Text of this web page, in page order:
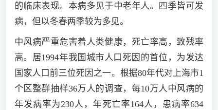
的临床表现。本病多见于中老年人。四季皆可发
病，但以冬春两季较为多见。
中风病严重危害着人类健康，死亡率高，致残率
高。居1994年我国城市人口死因的首位，为发达
国家人口前三位死因之一。根据80年代对上海市1
个区整群抽样36万人的调查，每10万人中风病的
年发病率为230人，年死亡率164人，患病率634